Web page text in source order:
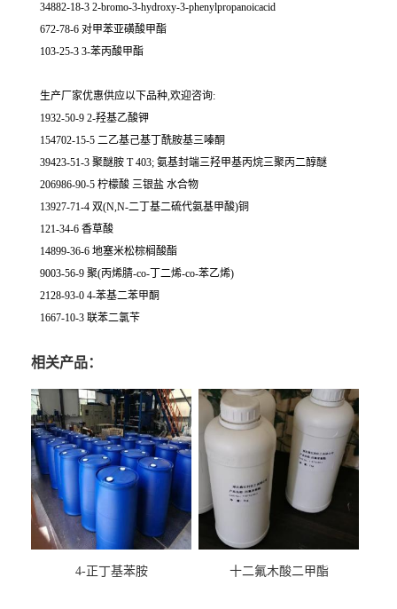
34882-18-3 2-bromo-3-hydroxy-3-phenylpropanoicacid
672-78-6 对甲苯亚磺酸甲酯
103-25-3 3-苯丙酸甲酯
生产厂家优惠供应以下品种,欢迎咨询:
1932-50-9 2-羟基乙酸钾
154702-15-5 二乙基己基丁酰胺基三嗪酮
39423-51-3 聚醚胺 T 403; 氨基封端三羟甲基丙烷三聚丙二醇醚
206986-90-5 柠檬酸 三银盐 水合物
13927-71-4 双(N,N-二丁基二硫代氨基甲酸)铜
121-34-6 香草酸
14899-36-6 地塞米松棕榈酸酯
9003-56-9 聚(丙烯腈-co-丁二烯-co-苯乙烯)
2128-93-0 4-苯基二苯甲酮
1667-10-3 联苯二氯苄
相关产品：
4-正丁基苯胺 十二氟木酸二甲酯